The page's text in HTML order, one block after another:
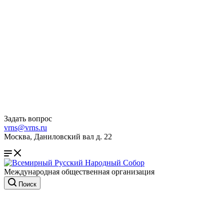
Задать вопрос
vrns@vrns.ru
Москва, Даниловский вал д. 22
Международная общественная организация
Поиск